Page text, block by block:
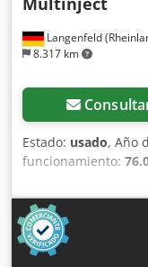
Langenfeld
8.317 km
Estado: usado, Año
funcionamiento:
,
tornillo:70 mm,
desplazamiento:
Dodpfx Aozgt Npem
800 x 800 mm